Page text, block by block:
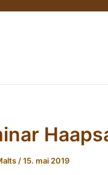
/15. mai 2019